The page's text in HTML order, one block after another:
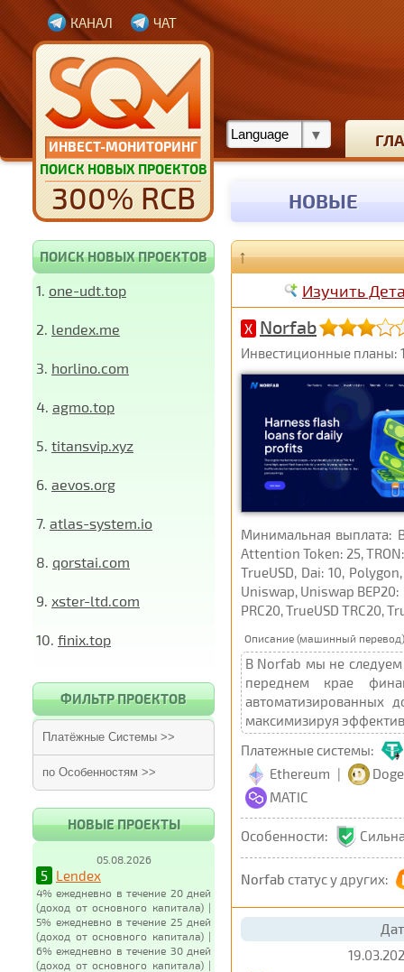
ИНВЕСТ-МОНИТОРИНГ
ПОИСК НОВЫХ ПРОЕКТОВ
300% RCB
КАНАЛ ЧАТ
НОВЫЕ
ПОИСК НОВЫХ ПРОЕКТОВ
1. one-udt.top
2. lendex.me
3. horlino.com
4. agmo.top
5. titansvip.xyz
6. aevos.org
7. atlas-system.io
8. qorstai.com
9. xster-ltd.com
10. finix.top
ФИЛЬТР ПРОЕКТОВ
Платёжные Системы >>
по Особенностям >>
НОВЫЕ ПРОЕКТЫ
05.08.2026
5 Lendex
4% ежедневно в течение 20 дней
(доход от основного капитала) |
5% ежедневно в течение 25 дней
(доход от основного капитала) |
6% ежедневно в течение 30 дней
(доход от основного капитала) |
↑
Изучить
X Norfab
Инвестиционные планы:
Минимальная выплата:
Attention Token: 25,
TrueUSD, Dai: 10,
Uniswap, Uniswap BEP20:
PRC20, TrueUSD TRC20,
Описание (машинный
В Norfab мы не
переднем крае
автоматизированных
максимизируя
Платежные системы:
Ethereum |
MATIC
Особенности:
Norfab статус у других: